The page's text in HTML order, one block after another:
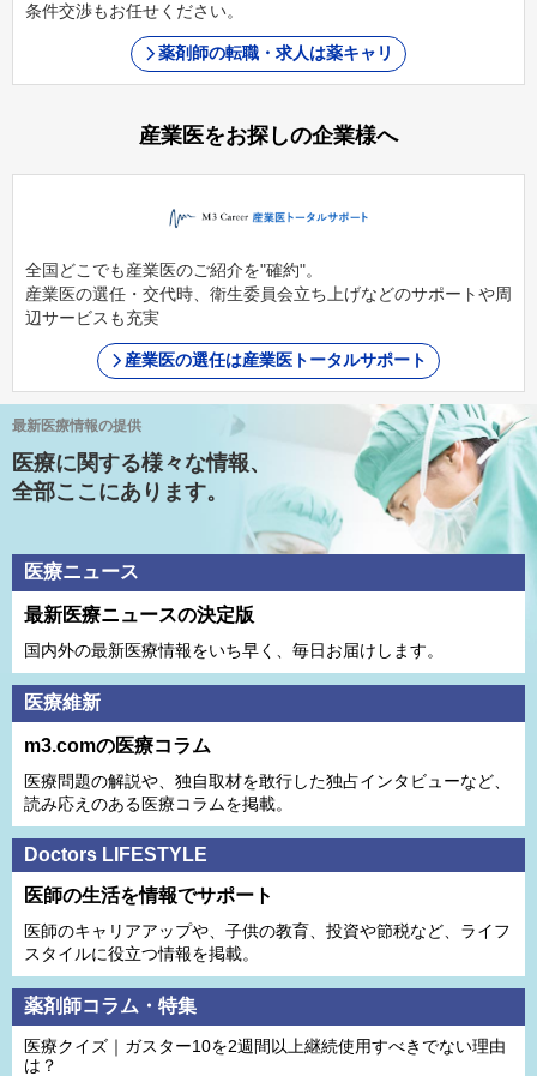
条件交渉もお任せください。
薬剤師の転職・求人は薬キャリ
産業医をお探しの企業様へ
全国どこでも産業医のご紹介を"確約"。
産業医の選任・交代時、衛生委員会立ち上げなどのサポートや周
辺サービスも充実
産業医の選任は産業医トータルサポート
最新医療情報の提供
医療に関する様々な情報、
全部ここにあります。
医療ニュース
最新医療ニュースの決定版
国内外の最新医療情報をいち早く、毎日お届けします。
医療維新
m3.comの医療コラム
医療問題の解説や、独⾃取材を敢⾏した独占インタビューなど、
読み応えのある医療コラムを掲載。
Doctors LIFESTYLE
医師の生活を情報でサポート
医師のキャリアアップや、子供の教育、投資や節税など、ライフ
スタイルに役立つ情報を掲載。
薬剤師コラム・特集
医療クイズ｜ガスター10を2週間以上継続使用すべきでない理由
は？